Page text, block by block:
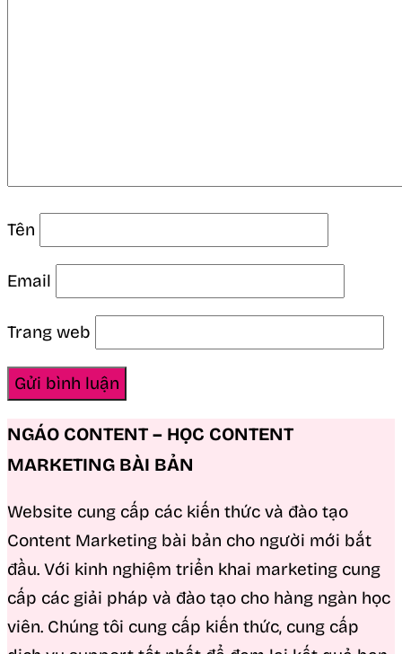
Tên
Email
Trang web
NGÁO CONTENT – HỌC CONTENT
MARKETING BÀI BẢN
Website cung cấp các kiến thức và đào tạo
Content Marketing bài bản cho người mới bắt
đầu. Với kinh nghiệm triển khai marketing cung
cấp các giải pháp và đào tạo cho hàng ngàn học
viên. Chúng tôi cung cấp kiến thức, cung cấp